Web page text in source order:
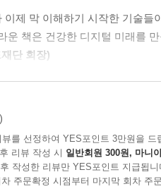
지니어, 벤처투자가, 정치인들
의 역할과 우리가 할 수 있는 일
프로그램을 만들어 큰 금액의
데 일조하고 말았다.
퍼스를 거니는 학생들은 이 둘
이제 막 이해하기 시작한 기술
운 책은 건강한 디지털 미래를
단 회장)
국 싱크탱크 기관 ‘뉴아메리카’
지니어가 반드시 읽어야 할 책.
비어스 벤처 마케팅 책임자)
를 선정하여 YES포인트 3만원을 드
리뷰 작성 시 일반회원 300원, 마니
작성한 리뷰만 YES포인트 지급됩니
주문확정 시점부터 마지막 회차 주